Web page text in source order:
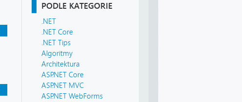
PODLE KATEGORIE
.NET
.NET Core
.NET Tips
Algoritmy
Architektura
ASP.NET Core
ASP.NET MVC
ASP.NET WebForms